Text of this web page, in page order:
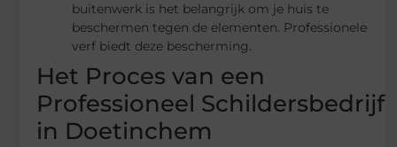
buitenwerk is het belangrijk om je huis te
beschermen tegen de elementen. Professionele
verf biedt deze bescherming.
Het Proces van een
Professioneel Schildersbedrijf
in Doetinchem